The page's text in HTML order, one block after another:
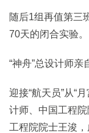
随后1组再值第三
70天的闭合实验。
“神舟”总设计师亲
迎接“航天员”从“
计师、中国工程
工程院院士王浚